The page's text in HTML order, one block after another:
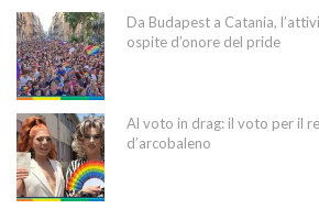
Da Budapest a Catania,
ospite d’onore del pride
Al voto in drag: il voto per il
d’arcobaleno